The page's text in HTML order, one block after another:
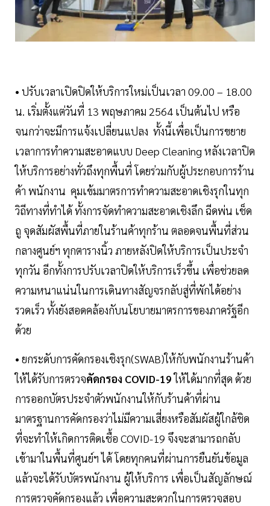
• ปรับเวลาเปิดปิดให้บริการใหม่เป็นเวลา 09.00 – 18.00
น. เริ่มตั้งแต่วันที่ 13 พฤษภาคม 2564 เป็นต้นไป หรือ
จนกว่าจะมีการแจ้งเปลี่ยนแปลง ทั้งนี้เพื่อเป็นการขยาย
เวลาการทำความสะอาดแบบ Deep Cleaning หลังเวลาปิด
ให้บริการอย่างทั่วถึงทุกพื้นที่ โดยร่วมกับผู้ประกอบการร้าน
ค้า พนักงาน คุมเข้มมาตรการทำความสะอาดเชิงรุกในทุก
วิถีทางที่ทำได้ ทั้งการจัดทำความสะอาดเชิงลึก ฉีดพ่น เช็ด
ถู จุดสัมผัสพื้นที่ภายในร้านค้าทุกร้าน ตลอดจนพื้นที่ส่วน
กลางศูนย์ฯ ทุกตารางนิ้ว ภายหลังปิดให้บริการเป็นประจำ
ทุกวัน อีกทั้งการปรับเวลาปิดให้บริการเร็วขึ้น เพื่อช่วยลด
ความหนาแน่นในการเดินทางสัญจรกลับสู่ที่พักได้อย่าง
รวดเร็ว ทั้งยังสอดคล้องกับนโยบายมาตรการของภาครัฐอีก
ด้วย
• ยกระดับการคัดกรองเชิงรุก(SWAB)ให้กับพนักงานร้านค้า
ให้ได้รับการตรวจคัดกรอง COVID-19ให้ได้มากที่สุด ด้วย
การออกบัตรประจำตัวพนักงานให้กับร้านค้าที่ผ่าน
มาตรฐานการคัดกรองว่าไม่มีความเสี่ยงหรือสัมผัสผู้ใกล้ชิด
ที่จะทำให้เกิดการติดเชื้อ COVID-19 จึงจะสามารถกลับ
เข้ามาในพื้นที่ศูนย์ฯ ได้ โดยทุกคนที่ผ่านการยืนยันข้อมูล
แล้วจะได้รับบัตรพนักงาน ผู้ให้บริการ เพื่อเป็นสัญลักษณ์
การตรวจคัดกรองแล้ว เพื่อความสะดวกในการตรวจสอบ